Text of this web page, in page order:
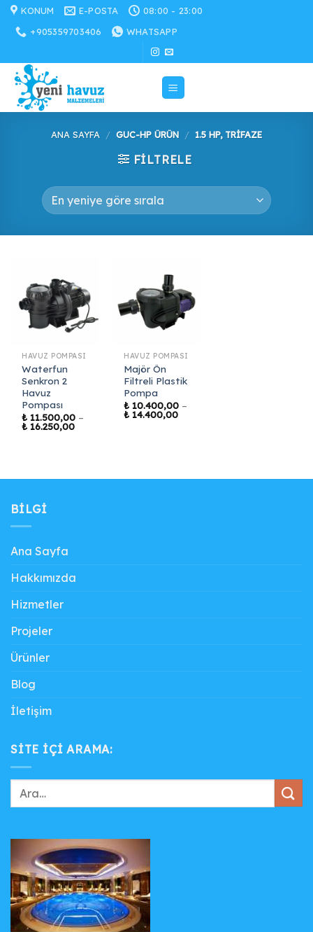
İçeriğe
atla
KONUM E-POSTA
08:00 - 23:00
+905359703406
WHATSAPP
ANA SAYFA / GUC-HP ÜRÜN / 1.5 HP, TRIFAZE
FILTRELE
HAVUZ POMPASI
Waterfun
Senkron 2
Havuz
Pompası
₺ 11.500,00 –
₺ 16.250,00Fiyat
HAVUZ POMPASI
Majör Ön
Filtreli Plastik
Pompa
₺ 10.400,00 –
₺ 14.400,00Fiyat
BILGI
Ana Sayfa
Hakkımızda
Hizmetler
Projeler
Ürünler
Blog
İletişim
SITE IÇI ARAMA: